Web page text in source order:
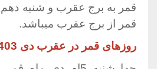
قمر به برج عقرب و شنبه دهم
قمر از برج عقرب میباشد.
روزهای قمر در عقرب دی 1403